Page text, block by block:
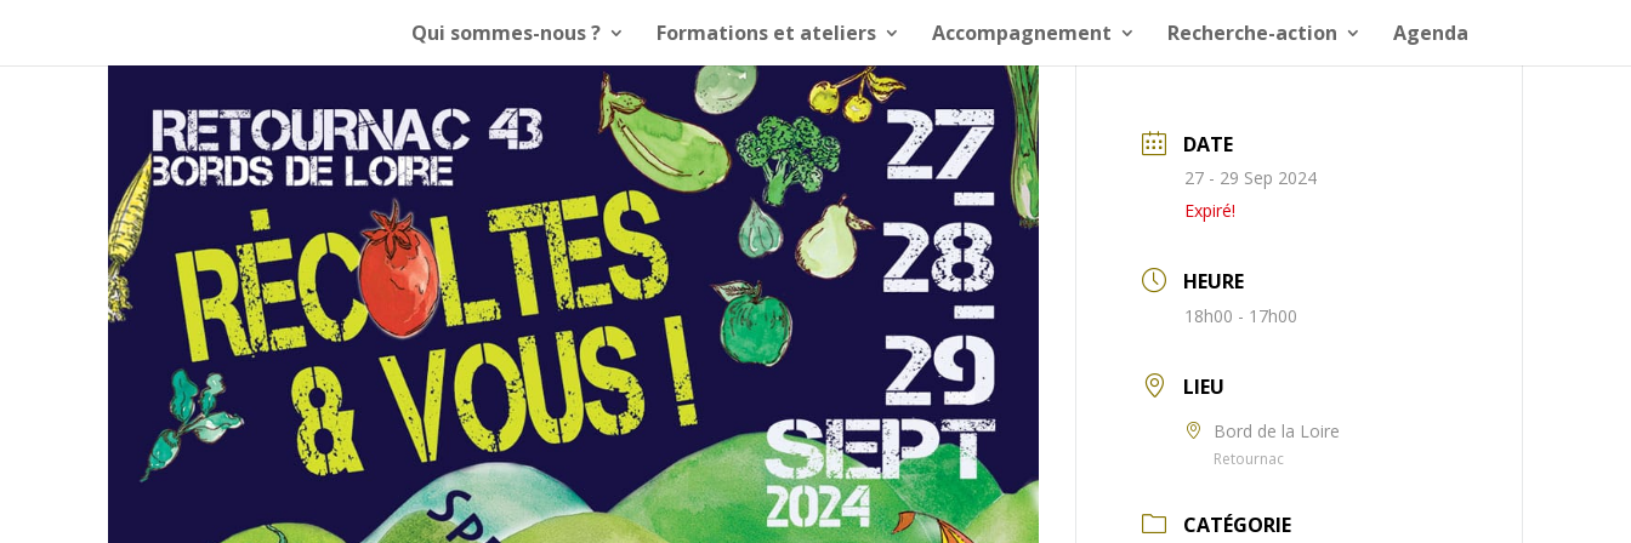
Qui sommes-nous ? Formations et ateliers Accompagnement Recherche-action Agenda
DATE
27 - 29 Sep 2024
Expiré!
HEURE
18h00 - 17h00
LIEU
Bord de la Loire
Retournac
CATÉGORIE